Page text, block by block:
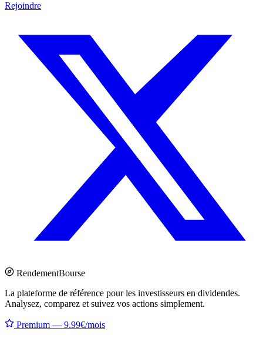
Rejoindre
RendementBourse
La plateforme de référence pour les investisseurs en dividendes.
Analysez, comparez et suivez vos actions simplement.
Premium — 9.99€/mois